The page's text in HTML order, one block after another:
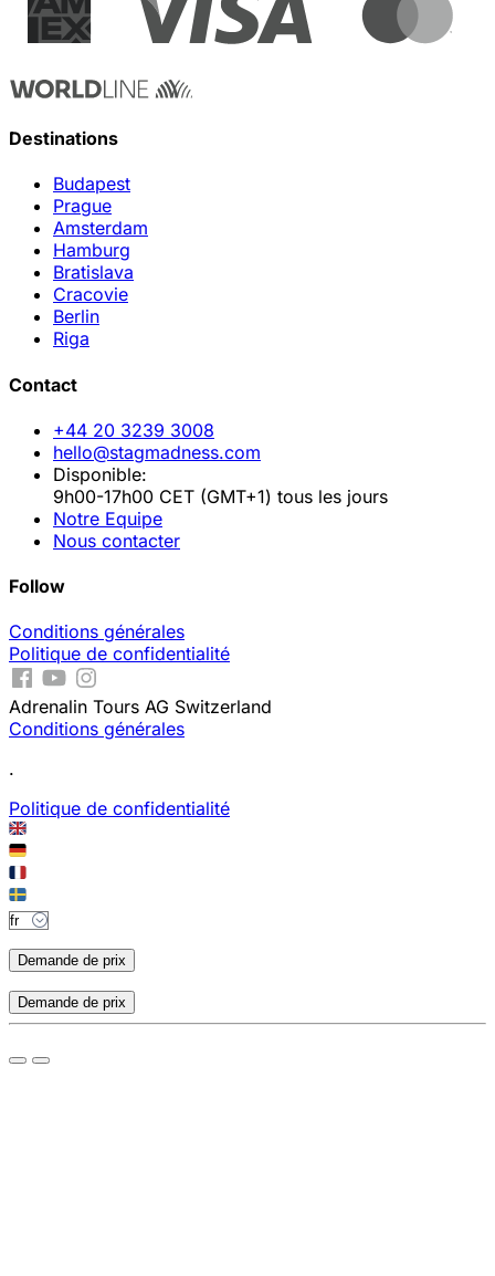
Destinations
Budapest
Prague
Amsterdam
Hamburg
Bratislava
Cracovie
Berlin
Riga
Contact
+44 20 3239 3008
hello@stagmadness.com
Disponible:
9h00-17h00 CET (GMT+1) tous les jours
Notre Equipe
Nous contacter
Follow
Conditions générales
Politique de confidentialité
Adrenalin Tours AG Switzerland
Conditions générales
.
Politique de confidentialité
Demande de prix
Demande de prix